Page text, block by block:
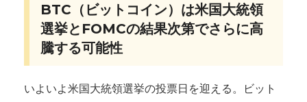
BTC（ビットコイン）は米国大統領
選挙とFOMCの結果次第でさらに高
騰する可能性
いよいよ米国大統領選挙の投票日を迎える。ビット